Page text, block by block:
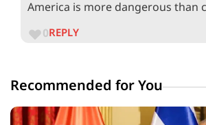
America is more dangerous than
0REPLY
Recommended for You